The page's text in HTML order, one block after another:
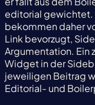
editorial
bekommen daher
Link bevorzugt,
Argumentation. Ein
Widget in der
jeweiligen Beitrag
Editorial- und